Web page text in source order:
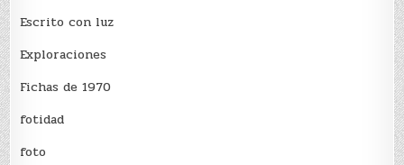
Escrito con luz
Exploraciones
Fichas de 1970
fotidad
foto